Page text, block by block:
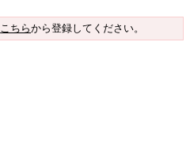
こちらから登録してください。